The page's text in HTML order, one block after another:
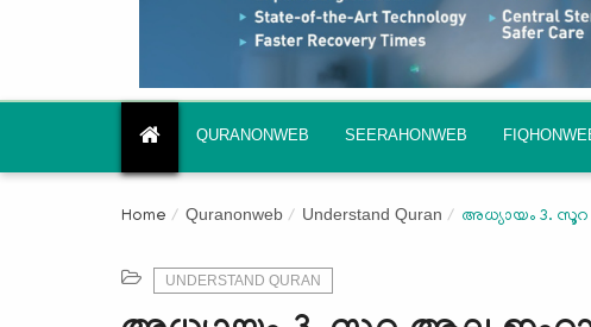
QURANONWEB SEERAHONWEB
Home Quranonweb Understand Quran അധ്യായം 3.
UNDERSTAND QURAN